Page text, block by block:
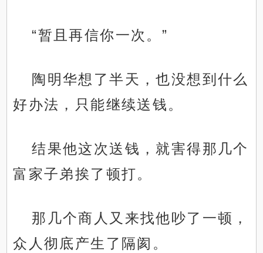
“暂且再信你一次。”
陶明华想了半天，也没想到什么
好办法，只能继续送钱。
结果他这次送钱，就害得那几个
富家子弟挨了顿打。
那几个商人又来找他吵了一顿，
众人彻底产生了隔阂。